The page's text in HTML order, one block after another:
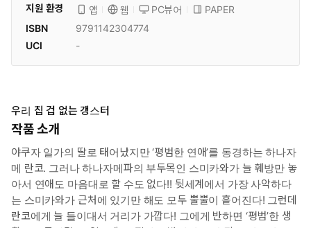
지원 환경
앱 웹 PC뷰어
PAPER
ISBN
9791142304774
UCI
-
우리 집 겁 없는 갱스터
작품 소개
야쿠자 일가의 딸로 태어났지만 ‘평범한 연애’를 동경하는 하나자
메 란코. 그러나 하나자메파의 부두목인 스미카와가 늘 훼방만 놓
아서 연애도 마음대로 할 수도 없다!! 뒷세계에서 가장 사악하다
는 스미카와가 근처에 있기만 해도 모두 뿔뿔이 흩어진다! 그런데
란코에게 늘 들이대서 거리가 가깝다! 그에게 반하면 ‘평범’한 생